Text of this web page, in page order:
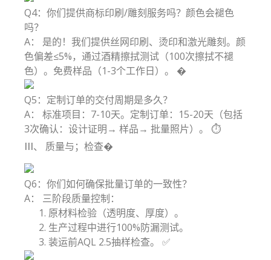
Q4：你们提供商标印刷/雕刻服务吗？颜色会褪色
吗？
A： 是的！我们提供丝网印刷、烫印和激光雕刻。颜
色偏差≤5%，通过酒精擦拭测试（100次擦拭不褪
色）。免费样品（1-3个工作日）。 �
Q5：定制订单的交付周期是多久？
A： 标准项目：7-10天。定制订单：15-20天（包括
3次确认：设计证明→ 样品→ 批量照片）。 ⏱️
III、 质量与；检查�
Q6：你们如何确保批量订单的一致性？
A： 三阶段质量控制：
原材料检验（透明度、厚度）。
生产过程中进行100%防漏测试。
装运前AQL 2.5抽样检查。 ✅